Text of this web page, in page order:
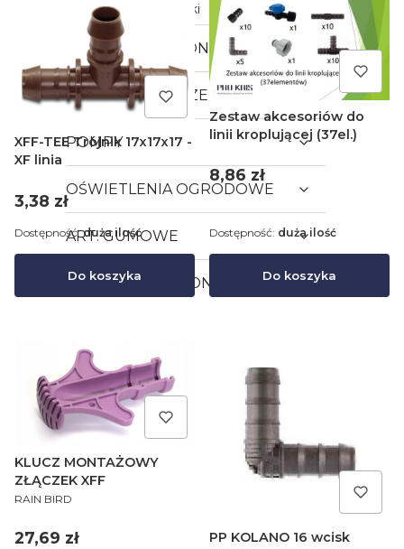
Wkładki i Nakrętki
PROJEKT NAWADNIANIA
ART. OGRODNICZE
POMPY
OŚWIETLENIA OGRODOWE
ART. GUMOWE
MASZYNY OGRODNICZE
XFF-TEE Trójnik 17x17x17 -
XF linia
Cena
3,38 zł
Do koszyka
Dostępność:duża ilość
Zestaw akcesoriów do
linii kroplującej (37el.)
Cena
8,86 zł
Do koszyka
Dostępność: duża ilość
KLUCZ MONTAŻOWY
ZŁĄCZEK XFF
PRODUCENT
RAIN BIRD
Cena
27,69 zł PP KOLANO 16 wcisk